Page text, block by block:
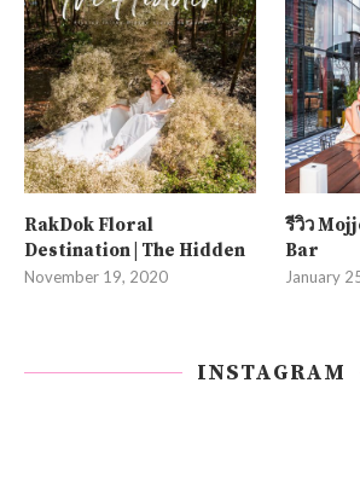
RakDok Floral
Destination | The Hidden
November 19, 2020
รีวิว
Bar
January
INSTAGRAM